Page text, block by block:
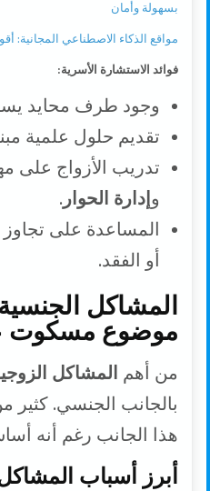
بسهولة وأمان
مواقع الذكاء الاصطناعي المجانية:
فوائد الاستشارة الأسرية:
وجود طرف محايد
تقديم حلول علمية
تدريب الأزواج على
و إدارة الحوار .
المساعدة على
أو الفقد.
المشاكل
موضوع مسكوت
من أهم المشاكل
بالجانب الجنسي. كثير
هذا الجانب رغم أنه
أبرز أسباب